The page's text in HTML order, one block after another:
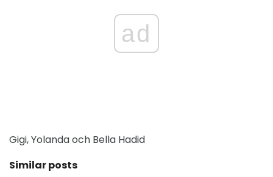
ad
Gigi, Yolanda och Bella Hadid
Similar posts